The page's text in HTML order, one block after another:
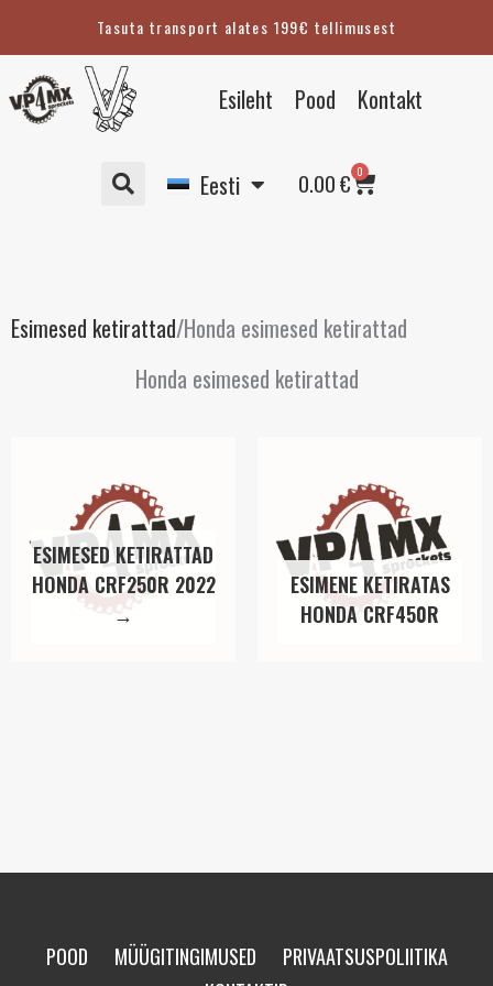
content
Tasuta transport alates 199€ tellimusest
Esileht Pood Kontakt
Eesti
Suomi
Deutsch
0.00€ 0
Cart
Esimesed ketirattad/Honda esimesed ketirattad
Honda esimesed ketirattad
ESIMESED KETIRATTAD
HONDA CRF250R 2022
→
ESIMENE KETIRATAS
HONDA CRF450R
POOD MÜÜGITINGIMUSED
PRIVAATSUSPOLIITIKA